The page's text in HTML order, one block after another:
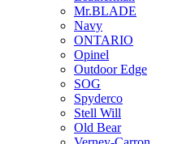
Mr.BLADE
Navy
ONTARIO
Opinel
Outdoor Edge
SOG
Spyderco
Stell Will
Old Bear